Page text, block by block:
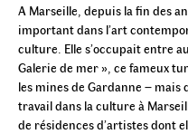
A Marseille, depuis la fin des
important dans l’art
culture. Elle s’occupait entre
Galerie de mer », ce fameux
les mines de Gardanne –
travail dans la culture à
de résidences d’artistes dont